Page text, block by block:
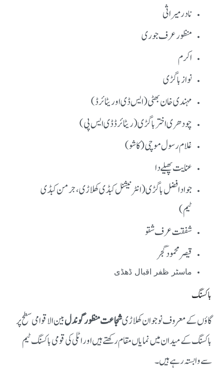
نادر میراثی
منظور عرف جوری
اکرم
نواز باگڑی
مہندی خان بھٹی (ایس ڈی او ریٹائرڈ)
چودھری اختر باگڑی (ریٹائرڈ ڈی ایس پی )
غلام رسول موچی (کاشو)
عنایت پھیلے دا
جواد افضل باگڑی (انٹرنیشنل کبڈی کھلاڑی، جرمن کبڈی
ٹیم)
شفقت عرف شقو
قیصر محمود گجر
ماسٹر ظفر اقبال ڈھڈی
باکسنگ
گاؤں کے معروف نوجوان کھلاڑیشجاعت منظور گوندلبین الاقوامی سطح پر
باکسنگ کے میدان میں نمایاں مقام رکھتے ہیں اور اٹلی کی قومی باکسنگ ٹیم
سے وابستہ رہے ہیں۔